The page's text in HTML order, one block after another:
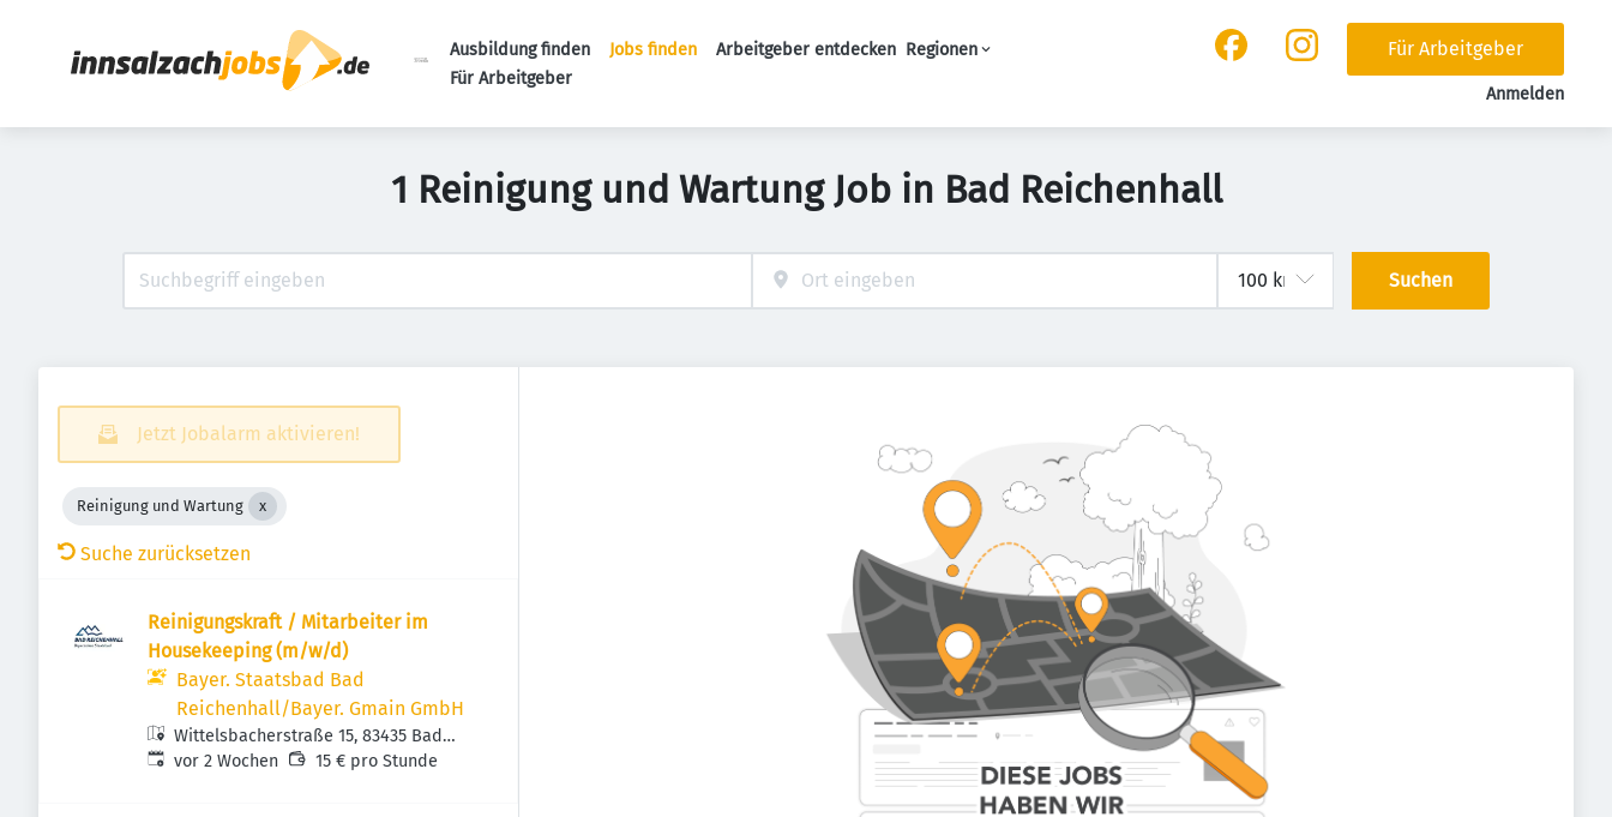
Ausbildung finden Jobs finden Arbeitgeber entdecken Regionen
Für Arbeitgeber
Für Arbeitgeber
Anmelden
1 Reinigung und Wartung Job in Bad Reichenhall
Suchen
Jetzt Jobalarm aktivieren!
Reinigung und Wartung
Suche zurücksetzen
Reinigungskraft / Mitarbeiter im
Housekeeping (m/w/d)
Bayer. Staatsbad Bad
Reichenhall/Bayer. Gmain GmbH
Wittelsbacherstraße 15, 83435 Bad
Reichenhall, Deutschland
Veröffentlicht:
vor 2 Wochen 15 € pro Stunde